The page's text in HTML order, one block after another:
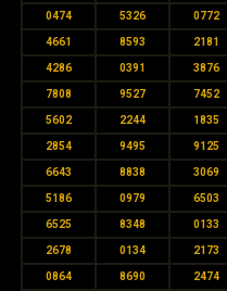
0474 5326 0772
4661 8593 2181
4286 0391 3876
7808 9527 7452
5602 2244 1835
2854 9495 9125
6643 8838 3069
5186 0979 6503
6525 8348 0133
2678 0134 2173
0864 8690 2474